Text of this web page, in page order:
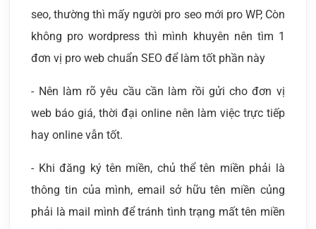
seo, thường thì mấy người pro seo mới pro WP, Còn
không pro wordpress thì mình khuyên nên tìm 1
đơn vị pro web chuẩn SEO để làm tốt phần này
- Nên làm rõ yêu cầu cần làm rồi gửi cho đơn vị
web báo giá, thời đại online nên làm việc trực tiếp
hay online vẫn tốt.
- Khi đăng ký tên miền, chủ thể tên miền phải là
thông tin của mình, email sở hữu tên miền củng
phải là mail mình để tránh tình trạng mất tên miền